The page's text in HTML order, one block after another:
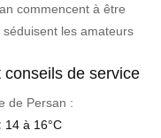
commencent à être
les amateurs
de service
de Persan :
14 à 16°C